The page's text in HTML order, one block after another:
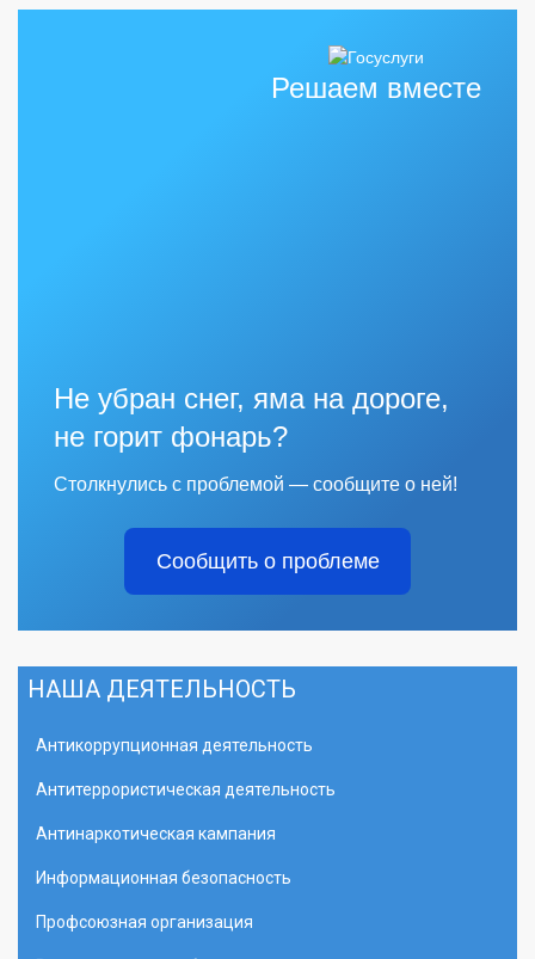
Решаем вместе
Не убран снег, яма на дороге,
не горит фонарь?
Столкнулись с проблемой — сообщите о ней!
Сообщить о проблеме
НАША ДЕЯТЕЛЬНОСТЬ
Антикоррупционная деятельность
Антитеррористическая деятельность
Антинаркотическая кампания
Информационная безопасность
Профсоюзная организация